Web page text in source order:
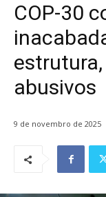
COP-30
abusivos
9 de novembro de 2025